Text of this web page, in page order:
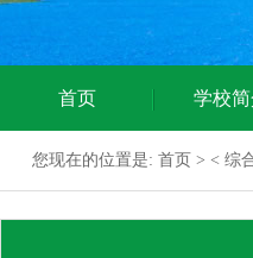
首页 学校
您现在的位置是: 首页 > < 综